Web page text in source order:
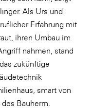
Als Urs und
Erfahrung mit
ihren Umbau im
nahmen, stand
zukünftige
smart von
Bauherrn.